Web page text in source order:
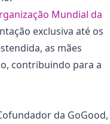
Mundial da
exclusiva até os
as mães
contribuindo para a
da GoGood,